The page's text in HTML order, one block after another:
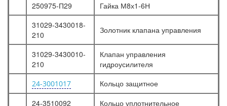
250975-П29
Гайка М8х1-6Н
31029-3430018-
210
Золотник клапана управления
31029-3430010-
210
Клапан управления
гидроусилителя
24-3001017
Кольцо защитное
24-3510092
Кольцо уплотнительное